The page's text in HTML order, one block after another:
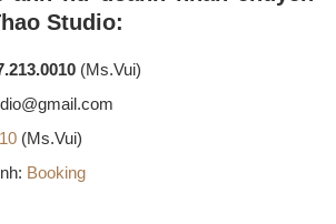
Studio:
(Ms.Vui)
(Ms.Vui)
Booking